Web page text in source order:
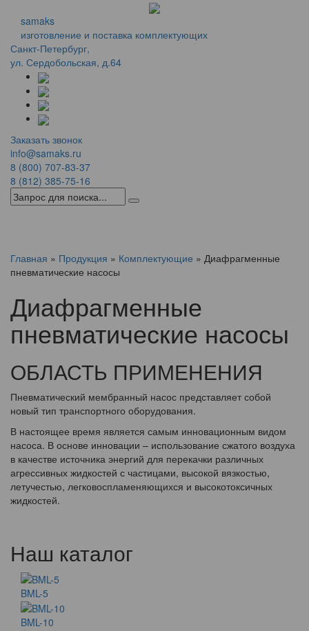
samaks
изготовление и поставка комплектующих
Санкт-Петербург,
ул. Сердобольская, д.64
Заказать звонок
info@samaks.ru
8 (800) 707-83-37
8 (812) 385-75-16
Главная » Продукция » Комплектующие » Диафрагменные
пневматические насосы
Диафрагменные
пневматические насосы
ОБЛАСТЬ ПРИМЕНЕНИЯ
Пневматический мембранный насос представляет собой
новый тип транспортного оборудования.
В настоящее время является самым инновационным видом
насоса. В основе инновации – использование сжатого воздуха
в качестве источника энергий для перекачки различных
агрессивных жидкостей с частицами, высокой вязкостью,
летучестью, легковоспламеняющихся и высокотоксичных
жидкостей.
Наш каталог
BML-5
BML-10